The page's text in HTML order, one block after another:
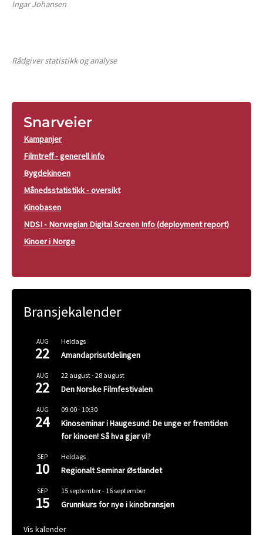
Ingar Johansen
Rådgiver statistikk og analyse
Snarveier
Kampanjer
Filmtreff - generell info
Bygdekinoen
Månedsstatistikk - oversikt
Kinobasen
NDSI - Norwegian Digital Screen Info (deployment report)
Kinoer i Norge
Bransjekalender
AUG
22
Heldags
Amandaprisutdelingen
AUG
22
22 august-28 august
Den Norske Filmfestivalen
AUG
24
09:00- 10:30
Kinoseminar i Haugesund: De unge er fremtiden
for kinoen! Så hva gjør vi?
SEP
10
Heldags
Regionalt Seminar Østlandet
SEP
15
15 september- 16 september
Grunnkurs for nye i kinobransjen
Vis kalender